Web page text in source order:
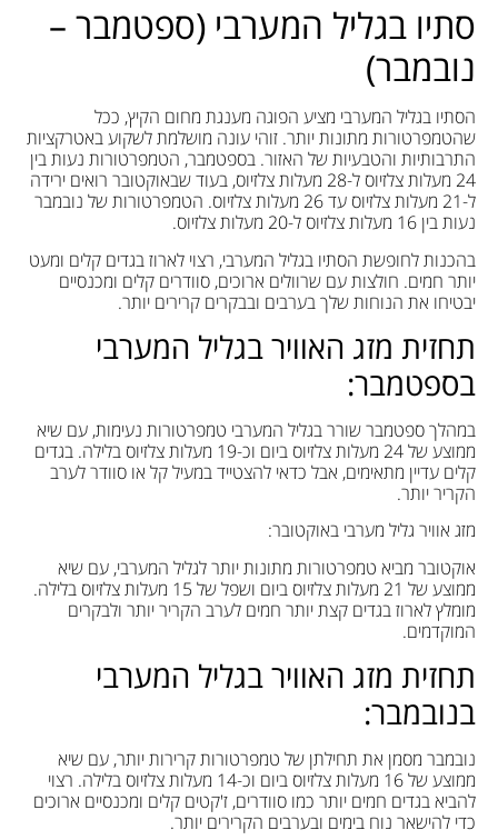
סתיו בגליל המערבי (ספטמבר –
נובמבר)
הסתיו בגליל המערבי מציע הפוגה מענגת מחום הקיץ, ככל
שהטמפרטורות מתונות יותר. זוהי עונה מושלמת לשקוע באטרקציות
התרבותיות והטבעיות של האזור. בספטמבר, הטמפרטורות נעות בין
24 מעלות צלזיוס ל-28 מעלות צלזיוס, בעוד שבאוקטובר רואים ירידה
ל-21 מעלות צלזיוס עד 26 מעלות צלזיוס. הטמפרטורות של נובמבר
נעות בין 16 מעלות צלזיוס ל-20 מעלות צלזיוס.
בהכנות לחופשת הסתיו בגליל המערבי, רצוי לארוז בגדים קלים ומעט
יותר חמים. חולצות עם שרוולים ארוכים, סוודרים קלים ומכנסיים
יבטיחו את הנוחות שלך בערבים ובבקרים קרירים יותר.
תחזית מזג האוויר בגליל המערבי
בספטמבר:
במהלך ספטמבר שורר בגליל המערבי טמפרטורות נעימות, עם שיא
ממוצע של 24 מעלות צלזיוס ביום וכ-19 מעלות צלזיוס בלילה. בגדים
קלים עדיין מתאימים, אבל כדאי להצטייד במעיל קל או סוודר לערב
הקריר יותר.
מזג אוויר גליל מערבי באוקטובר:
אוקטובר מביא טמפרטורות מתונות יותר לגליל המערבי, עם שיא
ממוצע של 21 מעלות צלזיוס ביום ושפל של 15 מעלות צלזיוס בלילה.
מומלץ לארוז בגדים קצת יותר חמים לערב הקריר יותר ולבקרים
המוקדמים.
תחזית מזג האוויר בגליל המערבי
בנובמבר:
נובמבר מסמן את תחילתן של טמפרטורות קרירות יותר, עם שיא
ממוצע של 16 מעלות צלזיוס ביום וכ-14 מעלות צלזיוס בלילה. רצוי
להביא בגדים חמים יותר כמו סוודרים, ז'קטים קלים ומכנסיים ארוכים
כדי להישאר נוח בימים ובערבים הקרירים יותר.